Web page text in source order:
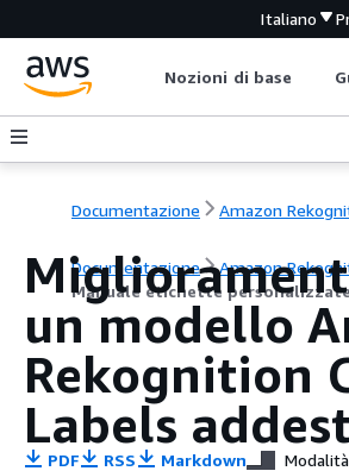
Italiano
Nozioni di base
Documentazione Amazon
Documentazione
Amazon
Manuale etichette
un modello
Rekognition
Labels
PDF RSS Markdown